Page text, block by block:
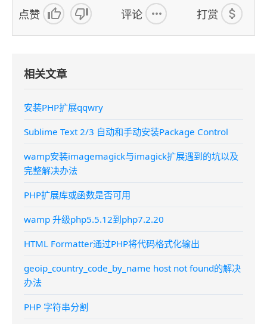
点赞 评论 打赏
相关文章
安装PHP扩展qqwry
Sublime Text 2/3 自动和手动安装Package Control
wamp安装imagemagick与imagick扩展遇到的坑以及
完整解决办法
PHP扩展库或函数是否可用
wamp 升级php5.5.12到php7.2.20
HTML Formatter通过PHP将代码格式化输出
geoip_country_code_by_name host not found的解决
办法
PHP 字符串分割